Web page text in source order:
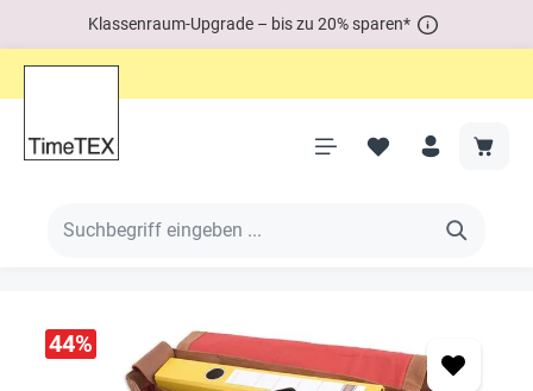
Klassenraum-Upgrade – bis zu 20% sparen*
44%